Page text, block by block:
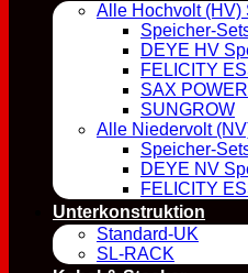
Alle Hochvolt (HV)
Speicher-
DEYE HV
FELICITY
SAX POWER
SUNGROW
Alle Niedervolt
Speicher-
DEYE NV
FELICITY
Unterkonstruktion
Standard-UK
SL-RACK